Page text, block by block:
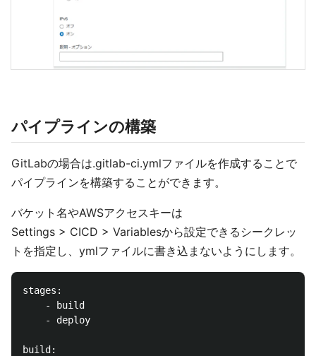
パイプラインの構築
GitLabの場合は.gitlab-ci.ymlファイルを作成することで
パイプラインを構築することができます。
バケット名やAWSアクセスキーは
Settings > CICD > Variablesから設定できるシークレッ
トを指定し、ymlファイルに書き込まないようにします。
stages:
    - build
    - deploy
build: